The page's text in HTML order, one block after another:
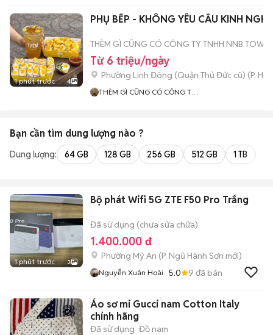
1 phút trước 4
PHỤ BẾP - KHÔNG YÊU CẦU KINH
THÈM GÌ CŨNG CÓ CÔNG TY TNHH NNB TOWN
Từ 6 triệu/ngày
Phường Linh Đông (Quận Thủ Đức cũ) (P.
THÈM GÌ CŨNG CÓ CÔNG TY
Bạn cần tìm dung lượng nào ?
Dung lượng: 64 GB 128 GB 256 GB 512 GB 1 TB
1 phút trước 3
Bộ phát Wifi 5G ZTE F50 Pro Trắng
Đã sử dụng (chưa sửa chữa)
1.400.000 đ
Phường Mỹ An (P. Ngũ Hành Sơn mới)
Nguyễn Xuân Hoài 5.0 9 đã bán
Áo sơ mi Gucci nam Cotton Italy
chính hãng
Đã sử dụng Đồ nam